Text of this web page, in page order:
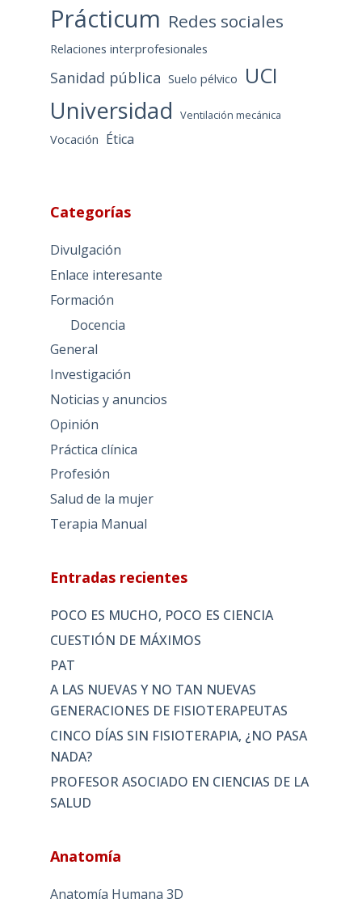
Prácticum Redes sociales
Relaciones interprofesionales
Sanidad pública Suelo pélvico UCI
Universidad Ventilación mecánica
Vocación Ética
Categorías
Divulgación
Enlace interesante
Formación
Docencia
General
Investigación
Noticias y anuncios
Opinión
Práctica clínica
Profesión
Salud de la mujer
Terapia Manual
Entradas recientes
POCO ES MUCHO, POCO ES CIENCIA
CUESTIÓN DE MÁXIMOS
PAT
A LAS NUEVAS Y NO TAN NUEVAS
GENERACIONES DE FISIOTERAPEUTAS
CINCO DÍAS SIN FISIOTERAPIA, ¿NO PASA
NADA?
PROFESOR ASOCIADO EN CIENCIAS DE LA
SALUD
Anatomía
Anatomía Humana 3D